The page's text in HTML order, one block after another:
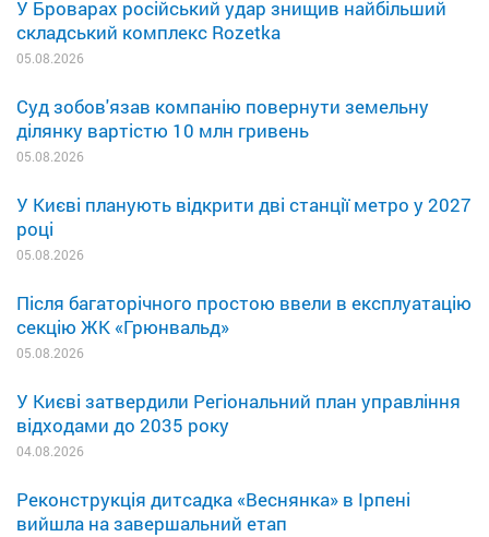
У Броварах російський удар знищив найбільший
складський комплекс Rozetka
05.08.2026
Суд зобов'язав компанію повернути земельну
ділянку вартістю 10 млн гривень
05.08.2026
У Києві планують відкрити дві станції метро у 2027
році
05.08.2026
Після багаторічного простою ввели в експлуатацію
секцію ЖК «Грюнвальд»
05.08.2026
У Києві затвердили Регіональний план управління
відходами до 2035 року
04.08.2026
Реконструкція дитсадка «Веснянка» в Ірпені
вийшла на завершальний етап